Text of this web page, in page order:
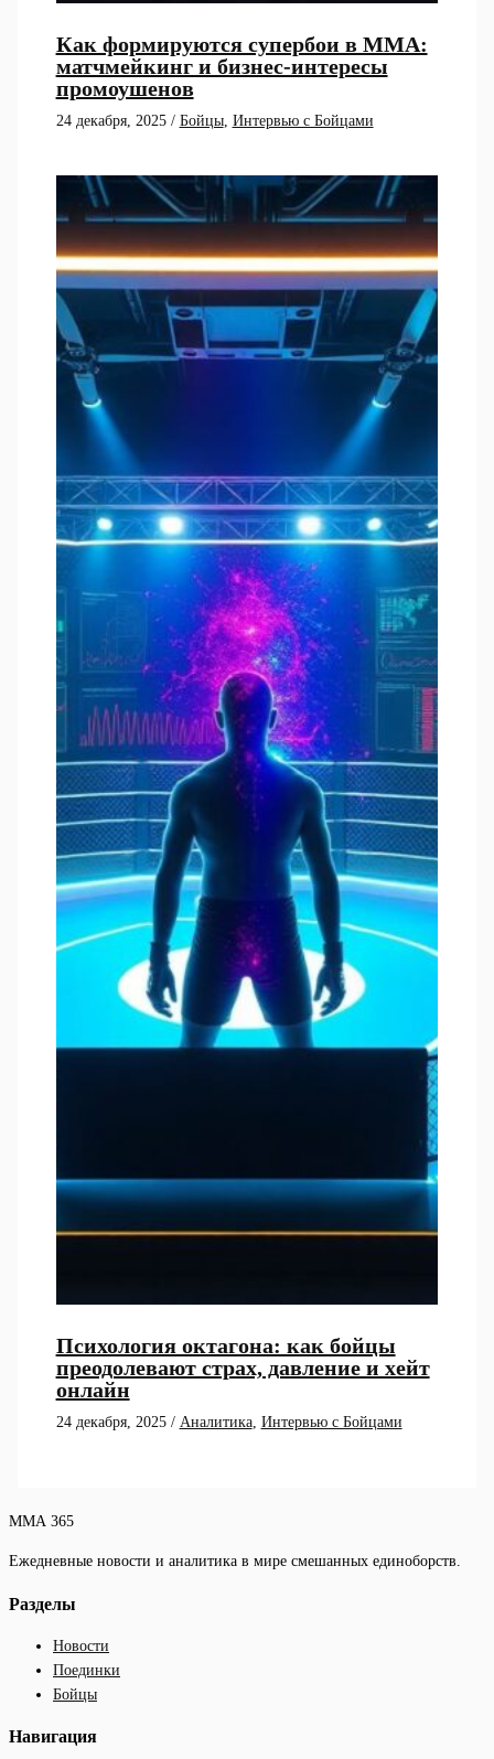
Как формируются супербои в ММА:
матчмейкинг и бизнес-интересы
промоушенов
24 декабря, 2025 / Бойцы, Интервью с Бойцами
Психология октагона: как бойцы
преодолевают страх, давление и хейт
онлайн
24 декабря, 2025 / Аналитика, Интервью с Бойцами
ММА 365
Ежедневные новости и аналитика в мире смешанных единоборств.
Разделы
Новости
Поединки
Бойцы
Навигация